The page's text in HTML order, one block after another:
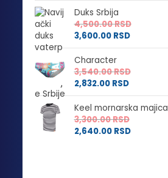
Duks Srbija
4,500.00RSD
3,600.00 RSD
Character
3,540.00RSD
2,832.00 RSD
Keel mornarska majica
3,300.00RSD
2,640.00 RSD